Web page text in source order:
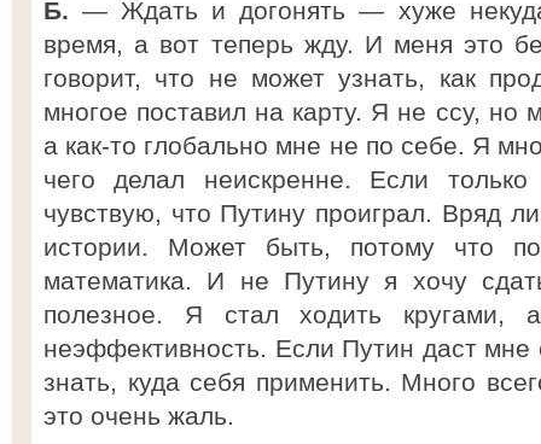
Б. — Ждать и догонять — хуже
время, а вот теперь жду. И меня это
говорит, что не может узнать, как
многое поставил на карту. Я не ссу,
а как-то глобально мне не по себе. Я
чего делал неискренне. Если
чувствую, что Путину проиграл. Вряд
истории. Может быть, потому что
математика. И не Путину я хочу
полезное. Я стал ходить кругами,
неэффективность. Если Путин даст
знать, куда себя применить. Много
это очень жаль.